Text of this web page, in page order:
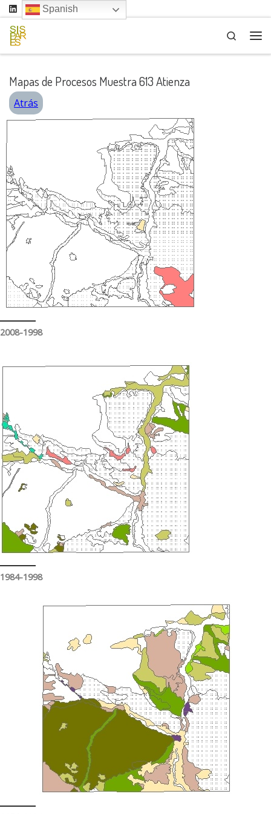
Saltar al contenido
Search
Mapas de Procesos Muestra 613 Atienza
Atrás
2008-1998
1984-1998
Spanish